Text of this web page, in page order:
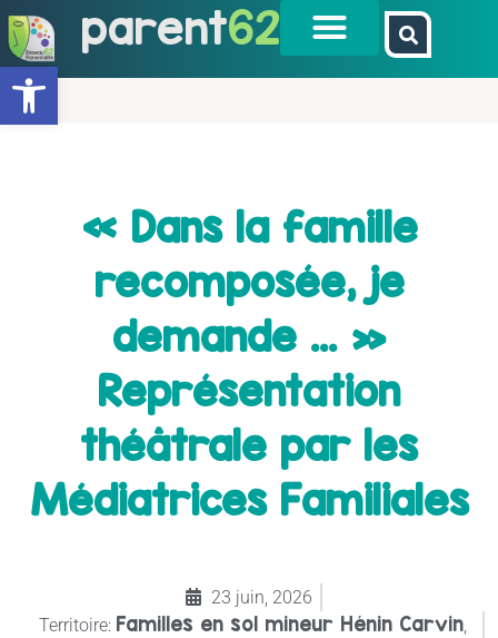
Ouvrir la barre d’outils
parent62
« Dans la famille
recomposée, je
demande … »
Représentation
théâtrale par les
Médiatrices Familiales
23 juin, 2026
Territoire: Familles en sol mineur Hénin Carvin,